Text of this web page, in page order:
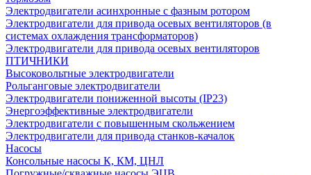
Электродвигатели асинхронные с фазным ротором
Электродвигатели для привода осевых вентиляторов (в
системах охлаждения трансформаторов)
Электродвигатели для привода осевых вентиляторов
ПТИЧНИКИ
Высоковольтные электродвигатели
Рольганговые электродвигатели
Электродвигатели пониженной высоты (IP23)
Энергоэффективные электродвигатели
Электродвигатели с повышенным скольжением
Электродвигатели для привода станков-качалок
Насосы
Консольные насосы К, КМ, ЦНЛ